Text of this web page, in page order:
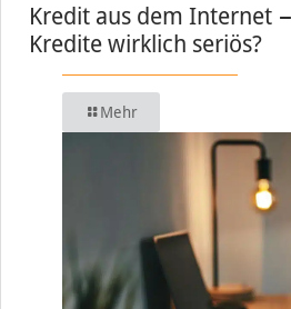
Kredit aus dem Internet
Kredite wirklich seriös?
Mehr